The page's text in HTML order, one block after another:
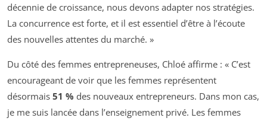
décennie de croissance, nous devons adapter nos stratégies.
La concurrence est forte, et il est essentiel d’être à l’écoute
des nouvelles attentes du marché. »
Du côté des femmes entrepreneuses, Chloé affirme : « C’est
encourageant de voir que les femmes représentent
désormais 51 % des nouveaux entrepreneurs. Dans mon cas,
je me suis lancée dans l’enseignement privé. Les femmes